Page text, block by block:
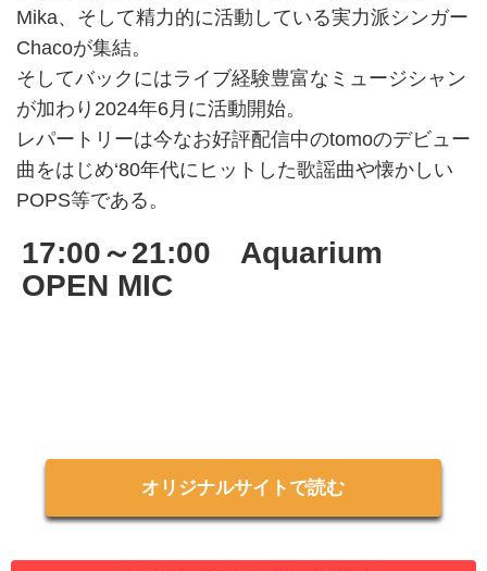
Mika、そして精力的に活動している実力派シンガー
Chacoが集結。
そしてバックにはライブ経験豊富なミュージシャン
が加わり2024年6月に活動開始。
レパートリーは今なお好評配信中のtomoのデビュー
曲をはじめ‘80年代にヒットした歌謡曲や懐かしい
POPS等である。
17:00～21:00 Aquarium
OPEN MIC
オリジナルサイトで読む